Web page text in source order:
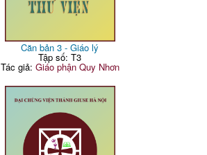
Căn bản 3 - Giáo lý
Tập số: T3
Tác giả: Giáo phận Quy Nhơn